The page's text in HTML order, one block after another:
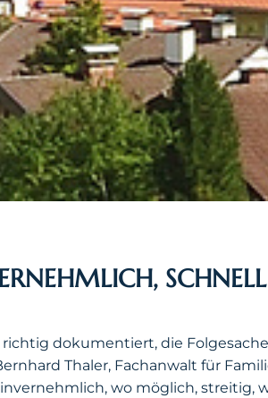
dokumentiert, die
Thaler, Fachanwalt für
wo möglich, streitig,